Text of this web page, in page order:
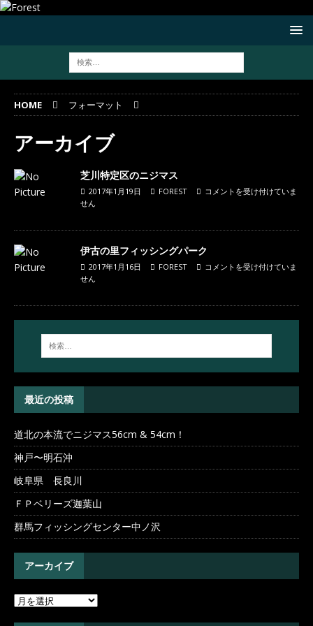
HOME フォーマット
アーカイブ
芝川特定区のニジマス
2017年1月19日 FOREST
コメントを受け付けていま
せん
伊古の里フィッシングパーク
2017年1月16日 FOREST
コメントを受け付けていま
せん
最近の投稿
道北の本流でニジマス56cm & 54cm！
神戸〜明石沖
岐阜県 長良川
ＦＰベリーズ迦葉山
群馬フィッシングセンター中ノ沢
アーカイブ